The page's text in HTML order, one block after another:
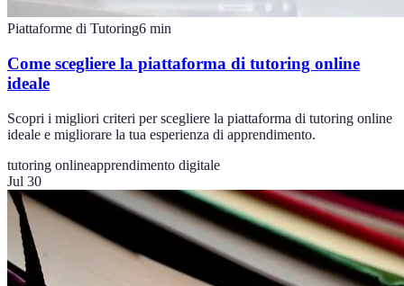
Piattaforme di Tutoring6 min
Come scegliere la piattaforma di tutoring online
ideale
Scopri i migliori criteri per scegliere la piattaforma di tutoring online
ideale e migliorare la tua esperienza di apprendimento.
tutoring onlineapprendimento digitale
Jul 30